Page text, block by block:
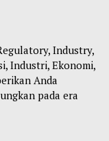
Industry,
Industri, Ekonomi,
Anda
pada era